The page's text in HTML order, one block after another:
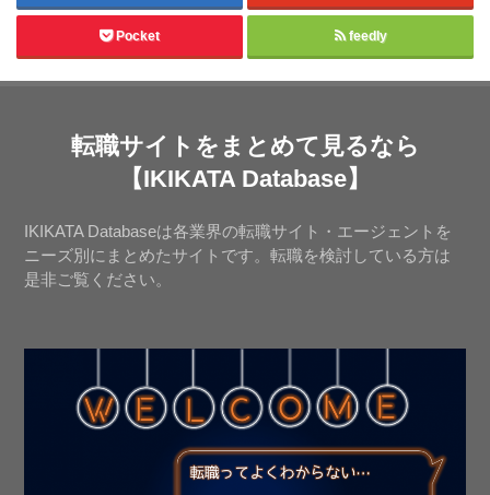
Pocket feedly
転職サイトをまとめて見るなら
【IKIKATA Database】
IKIKATA Databaseは各業界の転職サイト・エージェントを
ニーズ別にまとめたサイトです。転職を検討している方は
是非ご覧ください。